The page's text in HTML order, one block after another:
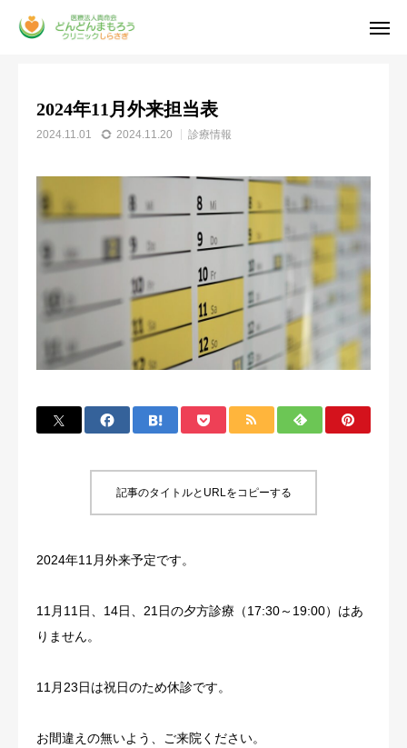
お知らせ 診療情報
2024年11月外来担当表
2024.11.01 2024.11.20 診療情報
記事のタイトルとURLをコピーする
2024年11月外来予定です。
11月11日、14日、21日の夕方診療（17:30～19:00）はあ
りません。
11月23日は祝日のため休診です。
お間違えの無いよう、ご来院ください。
電話予約
公式 LINE
貴命会のご紹介
診療のご案内